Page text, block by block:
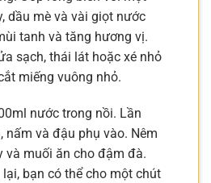
dầu mè và vài giọt nước
tanh và tăng hương vị.
sạch, thái lát hoặc xé nhỏ
miếng vuông nhỏ.
nước trong nồi. Lần
nấm và đậu phụ vào. Nêm
và muối ăn cho đậm đà.
bạn có thể cho một chút